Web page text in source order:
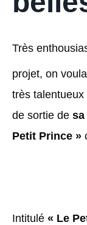
Très
projet, on
très
de sortie de sa
Petit Prince »
Intitulé « Le